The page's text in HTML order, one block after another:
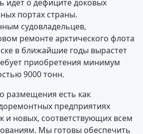
идёт о дефиците доковых
портах страны.
судовладельцев,
ремонте арктического флота
в ближайшие годы вырастет
приобретения минимум
9000 тонн.
размещения есть как
предприятиях
и новых, соответствующих всем
Мы готовы обеспечить